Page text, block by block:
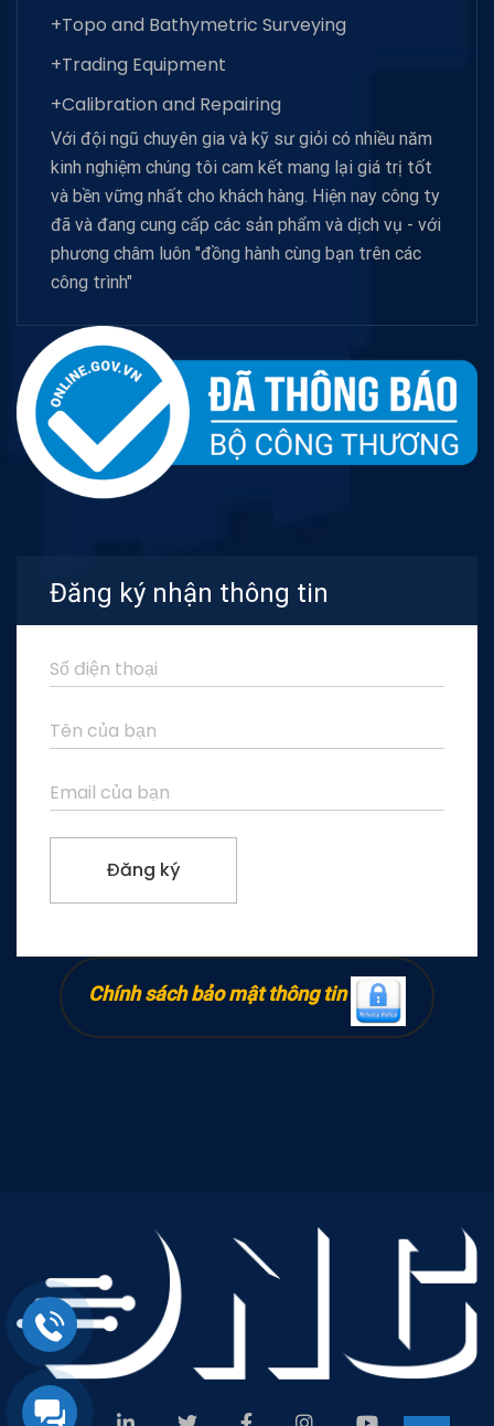
+Topo and Bathymetric Surveying
+Trading Equipment
+Calibration and Repairing
Với đội ngũ chuyên gia và kỹ sư giỏi có nhiều năm
kinh nghiệm chúng tôi cam kết mang lại giá trị tốt
và bền vững nhất cho khách hàng. Hiện nay công ty
đã và đang cung cấp các sản phẩm và dịch vụ - với
phương châm luôn "đồng hành cùng bạn trên các
công trình"
Đăng ký nhận thông tin
Chính sách bảo mật thông tin